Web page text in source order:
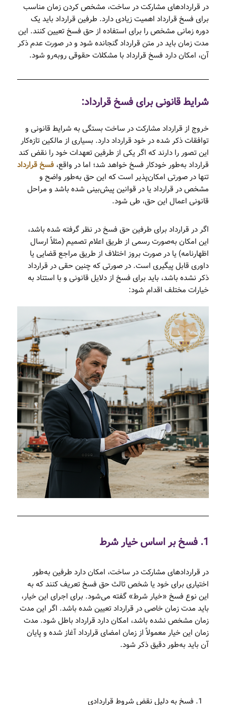
در قراردادهای مشارکت در ساخت، مشخص کردن زمان مناسب
برای فسخ قرارداد اهمیت زیادی دارد. طرفین قرارداد باید یک
دوره زمانی مشخص را برای استفاده از حق فسخ تعیین کنند. این
مدت زمان باید در متن قرارداد گنجانده شود و در صورت عدم ذکر
آن، امکان دارد فسخ قرارداد با مشکلات حقوقی روبه‌رو شود.
شرایط قانونی برای فسخ قرارداد:
خروج از قرارداد مشارکت در ساخت بستگی به شرایط قانونی و
توافقات ذکر شده در خود قرارداد دارد. بسیاری از مالکین تازه‌کار
این تصور را دارند که اگر یکی از طرفین تعهدات خود را نقض کند
قرارداد به‌طور خودکار فسخ خواهد شد؛ اما در واقع، فسخ قرارداد
تنها در صورتی امکان‌پذیر است که این حق به‌طور واضح و
مشخص در قرارداد یا در قوانین پیش‌بینی شده باشد و مراحل
قانونی اعمال این حق، طی شود.
اگر در قرارداد برای طرفین حق فسخ در نظر گرفته شده باشد،
این امکان به‌صورت رسمی از طریق اعلام تصمیم (مثلاً ارسال
اظهارنامه) یا در صورت بروز اختلاف از طریق مراجع قضایی یا
داوری قابل پیگیری است. در صورتی که چنین حقی در قرارداد
ذکر نشده باشد، باید برای فسخ از دلایل قانونی و با استناد به
خیارات مختلف اقدام شود:
1. فسخ بر اساس خیار شرط
در قراردادهای مشارکت در ساخت، امکان دارد طرفین به‌طور
اختیاری برای خود یا شخص ثالث حق فسخ تعریف کنند که به
این نوع فسخ «خیار شرط» گفته می‌شود. برای اجرای این خیار،
باید مدت زمان خاصی در قرارداد تعیین شده باشد. اگر این مدت
زمان مشخص نشده باشد، امکان دارد قرارداد باطل شود. مدت
زمان این خیار معمولاً از زمان امضای قرارداد آغاز شده و پایان
آن باید به‌طور دقیق ذکر شود.
فسخ به دلیل نقض شروط قراردادی